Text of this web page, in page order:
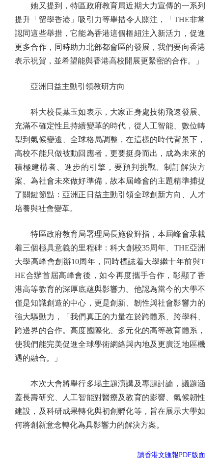
她又提到，特區政府教育局近期大力宣傳的一系列
提升「留學香港」吸引力等舉措令人關注，「THE非常
認同這些舉措，它能為香港這個樞紐注入新活力，促進
更多合作，同時助力北部都會區的發展，我們要向香港
表示祝賀，並希望能與香港高校開展更緊密的合作。」
亞洲日益主動引領教研方向
科大校長葉玉如表示，大家正身處技術飛速發展、
充滿不確定性且持續變革的時代，從人工智能、數位轉
型到氣候變遷、全球格局調整，在這樣的時代背景下，
高校不能只做被動回應者，更要挺身而出，成為未來的
積極建構者、進步的引擎，要預判挑戰、制訂解決方
案、為社會未來做好準備，故本屆峰會的主題精準捕捉
了關鍵節點：亞洲正日益主動引領全球創新方向、人才
培養與社會變革。
特區政府教育局署理局長施俊輝指，本屆峰會承載
着三個極具意義的里程碑：科大創校35周年、THE亞洲
大學高峰會創辦10周年，同時標誌着大學繼十年前與T
HE合辦首屆高峰會後，如今再度攜手合作，彰顯了香
港高等教育的深厚底蘊與影響力。他認為當今的大學不
僅是知識創造的中心，更是創新、韌性與社會影響力的
強大驅動力，「我們真正的力量在於跨體系、跨學科、
跨邊界的合作。高度國際化、多元化的高等教育體系，
使我們能完美促進全球學術網絡與內地及更廣泛地區機
遇的融合。」
本次大會將舉行多場主題演講及專題討論，議題涵
蓋長壽研究、人工智能對醫療及教育的影響、氣候韌性
建設，及科研成果轉化與初創孵化等，旨在展示大學如
何將創新意念轉化為具影響力的解決方案。
讀香港文匯報PDF版面